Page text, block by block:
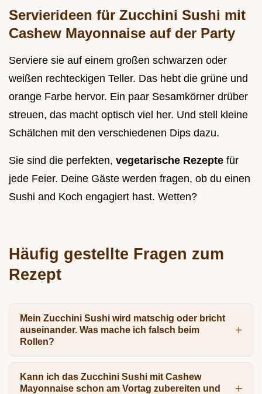
Servierideen für Zucchini Sushi mit
Cashew Mayonnaise auf der Party
Serviere sie auf einem großen schwarzen oder
weißen rechteckigen Teller. Das hebt die grüne und
orange Farbe hervor. Ein paar Sesamkörner drüber
streuen, das macht optisch viel her. Und stell kleine
Schälchen mit den verschiedenen Dips dazu.
Sie sind die perfekten, vegetarische Rezepte für
jede Feier. Deine Gäste werden fragen, ob du einen
Sushi and Koch engagiert hast. Wetten?
Häufig gestellte Fragen zum
Rezept
Mein Zucchini Sushi wird matschig oder bricht
auseinander. Was mache ich falsch beim
Rollen?
Kann ich das Zucchini Sushi mit Cashew
Mayonnaise schon am Vortag zubereiten und